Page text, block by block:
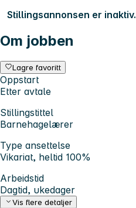
Stillingsannonsen er inaktiv.
Om jobben
Lagre favoritt
Oppstart
Etter avtale
Stillingstittel
Barnehagelærer
Type ansettelse
Vikariat, heltid 100%
Arbeidstid
Dagtid, ukedager
Vis flere detaljer